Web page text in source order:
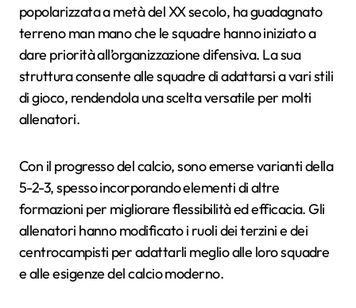
popolarizzata a metà del XX secolo, ha guadagnato
terreno man mano che le squadre hanno iniziato a
dare priorità all’organizzazione difensiva. La sua
struttura consente alle squadre di adattarsi a vari stili
di gioco, rendendola una scelta versatile per molti
allenatori.
Con il progresso del calcio, sono emerse varianti della
5-2-3, spesso incorporando elementi di altre
formazioni per migliorare flessibilità ed efficacia. Gli
allenatori hanno modificato i ruoli dei terzini e dei
centrocampisti per adattarli meglio alle loro squadre
e alle esigenze del calcio moderno.